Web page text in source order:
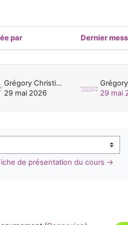
par Dernier
Grégory Christien
29 mai 2026
29 mai
de présentation du cours →